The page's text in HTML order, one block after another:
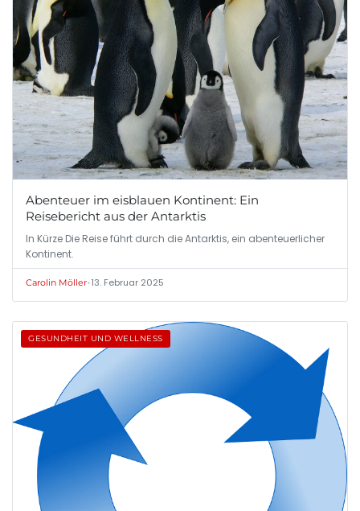
Abenteuer im eisblauen Kontinent: Ein
Reisebericht aus der Antarktis
In Kürze Die Reise führt durch die Antarktis, ein abenteuerlicher
Kontinent.
Carolin Möller•13. Februar 2025
GESUNDHEIT UND WELLNESS